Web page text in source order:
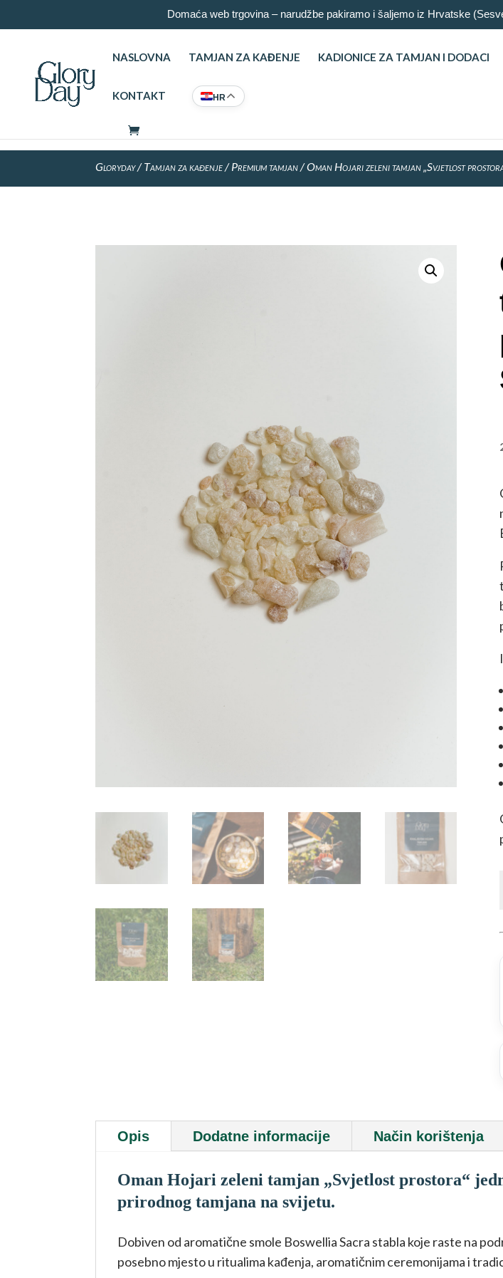
Domaća web trgovina – narudžbe pakiramo i šaljemo iz Hrvatske
NASLOVNA TAMJAN ZA KAĐENJE KADIONICE ZA TAMJAN I DODACI
KONTAKT HR
Gloryday/Tamjan za kađenje/Premium tamjan/ Oman Hojari zeleni tamjan „Svjetlost
Opis Dodatne informacije Način korištenja
Oman Hojari zeleni tamjan „Svjetlost prostora“
prirodnog tamjana na svijetu.
Dobiven od aromatične smole Boswellia Sacra stabla koje raste na
posebno mjesto u ritualima kađenja, aromatičnim ceremonijama i